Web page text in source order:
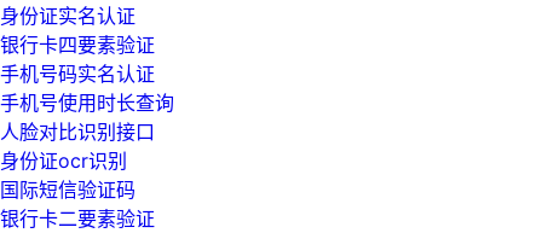
身份证实名认证
银行卡四要素验证
手机号码实名认证
手机号使用时长查询
人脸对比识别接口
身份证ocr识别
国际短信验证码
银行卡二要素验证